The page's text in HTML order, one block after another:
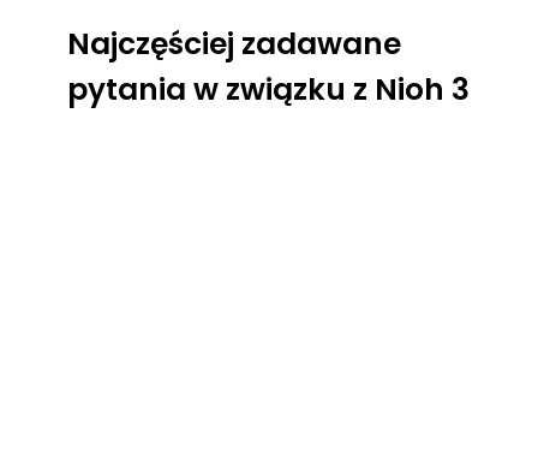
Najczęściej zadawane
pytania w związku z Nioh 3